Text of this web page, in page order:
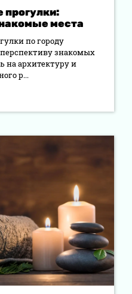
прогулки:
места
по городу
знакомых
на архитектуру и
р...